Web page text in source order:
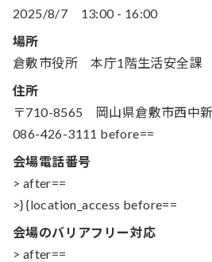
2025/8/7
13:00- 16:00
場所
倉敷市役所 本庁1階生活安全課
住所
〒710-8565 岡山県倉敷市西中
086-426-3111 before==
会場電話番号
> after==
>} {location_access before==
会場のバリアフリー対応
> after==